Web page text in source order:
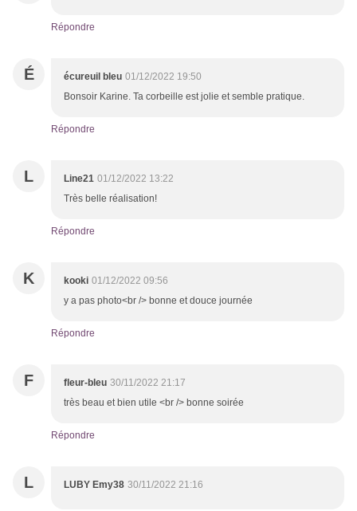
Répondre
É écureuil bleu 01/12/2022 19:50
Bonsoir Karine. Ta corbeille est jolie et semble pratique.
Répondre
L Line21 01/12/2022 13:22
Très belle réalisation!
Répondre
K kooki 01/12/2022 09:56
y a pas photo<br /> bonne et douce journée
Répondre
F fleur-bleu 30/11/2022 21:17
très beau et bien utile <br /> bonne soirée
Répondre
L LUBY Emy38 30/11/2022 21:16